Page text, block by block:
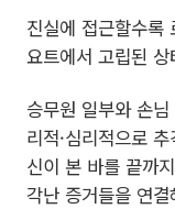
진실에 접근할수록
요트에서 고립된
승무원 일부와 손
리적·심리적으로
신이 본 바를 끝까
각난 증거들을 연